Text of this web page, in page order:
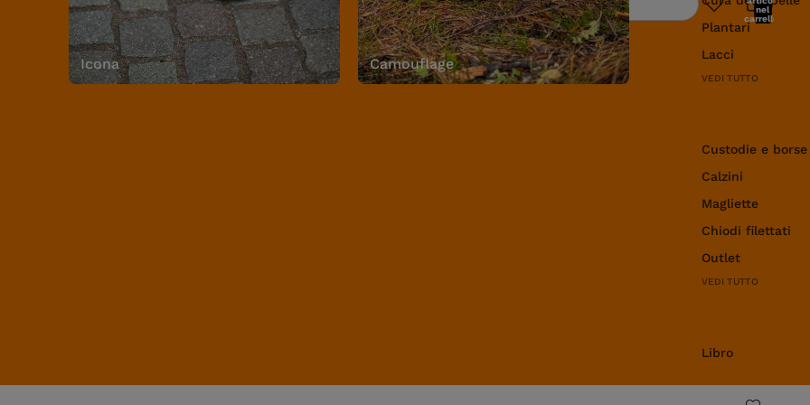
Icona Camouflage
Plantari
Lacci
VEDI TUTTO
Custodie e
Calzini
Magliette
Chiodi filettati
Outlet
VEDI TUTTO
Libro
Ricerca
nel
carrello: